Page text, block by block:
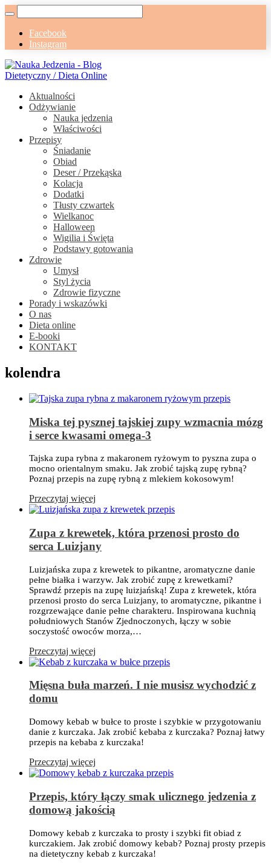
Facebook
Instagram
Aktualności
Odżywianie
Nauka jedzenia
Właściwości
Przepisy
Śniadanie
Obiad
Deser / Przekąska
Kolacja
Dodatki
Tłusty czwartek
Wielkanoc
Halloween
Wigilia i Święta
Podstawy gotowania
Zdrowie
Umysł
Styl życia
Zdrowie fizyczne
Porady i wskazówki
O nas
Dieta online
E-booki
KONTAKT
kolendra
Miska tej pysznej tajskiej zupy wzmacnia mózg
i serce kwasami omega-3
Tajska zupa rybna z makaronem ryżowym to pyszna zupa o
mocno orientalnym smaku. Jak zrobić tajską zupę rybną?
Poznaj przepis na zupę rybną z mlekiem kokosowym!
Przeczytaj więcej
Zupa z krewetek, która przenosi prosto do
serca Luizjany
Luizjańska zupa z krewetek to pikantne, aromatyczne danie
pełne białka i warzyw. Jak zrobić zupę z krewetkami?
Sprawdź przepis na zupę luizjańską! Zupa z krewetek, która
przenosi prosto do serca Luizjany, to aromatyczne, pikantne i
rozgrzewające danie pełne charakteru. Inspirowana kuchnią
południowych Stanów Zjednoczonych, łączy w sobie
soczystość owoców morza,…
Przeczytaj więcej
Mięsna buła marzeń. I nie musisz wychodzić z
domu
Domowy kebab w bułce to proste i szybkie w przygotowaniu
danie z kurczaka. Jak zrobić kebaba z kurczaka? Poznaj łatwy
przepis na kebaba z kurczaka!
Przeczytaj więcej
Przepis, który łączy smak ulicznego jedzenia z
domową jakością
Domowy kebab z kurczaka to prosty i szybki fit obiad z
kurczakiem. Jak zrobić domowy kebab? Poznaj prosty przepis
na dietetyczny kebab z kurczaka!